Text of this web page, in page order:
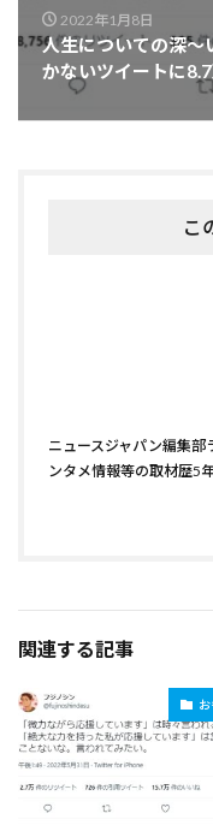
2022年1月8日
人生についての深～
かないツイートに
こ
ニュースジャパン編集
ンタメ情報等の取材歴5
関連する記事